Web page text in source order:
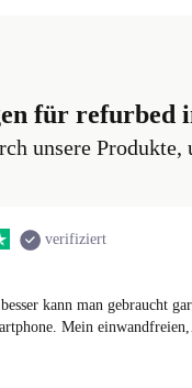
für refurbed
unsere Produkte,
verifiziert
kann man gebraucht
Mein einwandfreien,
und ich habe noch